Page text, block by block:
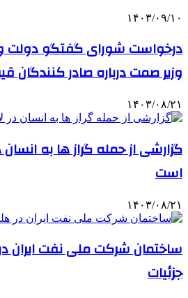
۱۴۰۳/۰۹/۱۰
درخواست شورای گفتگو
وزیر صمت درباره صادر کنندگان
۱۴۰۳/۰۸/۲۱
گزارشی از حمله گراز ها به
است
۱۴۰۳/۰۸/۲۱
ساختمان شرکت ملی نفت ایران
جزئیات